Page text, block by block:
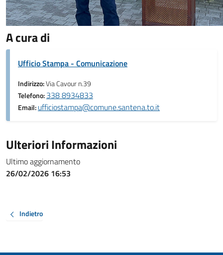
A cura di
Ufficio Stampa - Comunicazione
Indirizzo:Via Cavour n.39
Telefono:338 8934833
Email:ufficiostampa@comune.santena.to.it
Ulteriori Informazioni
Ultimo aggiornamento
26/02/2026 16:53
Indietro